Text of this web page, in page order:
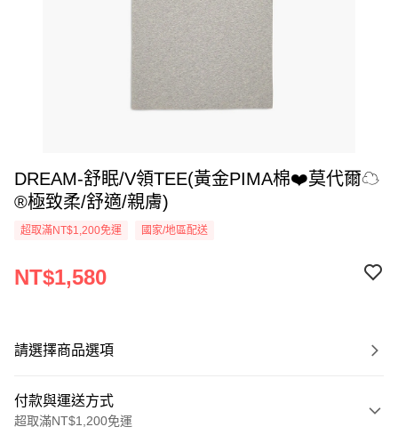
DREAM-舒眠/V領TEE(黃金PIMA棉❤️莫代爾☁
®極致柔/舒適/親膚)
超取滿NT$1,200免運 國家/地區配送
NT$1,580
請選擇商品選項
付款與運送方式
超取滿NT$1,200免運